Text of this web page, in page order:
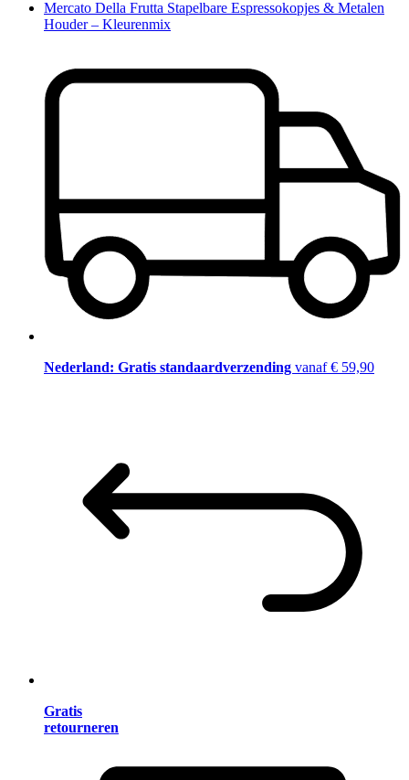
Mercato Della Frutta Stapelbare Espressokopjes & Metalen
Houder – Kleurenmix
Nederland: Gratis standaardverzending vanaf € 59,90
Gratis
retourneren